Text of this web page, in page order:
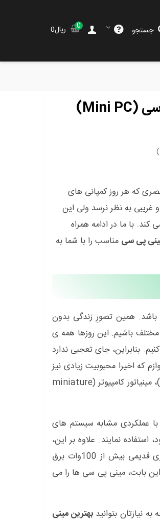
جستجو 0
که هر روز کمپانی های
به نظر نرسد ولی این
با ما در ادامه همراه
پی سی مناسب را با شما به
باشد. همین تصورِ زندگی بدون
باشیم. این روزها همه ی
بنابراین، جای تعجبی ندارد
که اخیرا محبوبیت زیادی نیز
کسب کرده است مینی پی سی می باشد. مینی پی سی با نام های دیگری چون نت تاپ (nettop)، مینیاتور کامپیوتر (miniature
عملکردی مشابه سیستم های
استفاده نمایند. علاوه بر این،
مینی پی سی ها تاثیر بسزایی در صرفه جویی مصرف برق نیز دارند. معمولا، کامپیوترهای رومیزی قدیمی بیش از 100وات برق
ها مصرفی حدودا معادل 8 وات دارند. لذا، از این بابت، مینی پی سی ها را می
نیازتان بتوانیدبهترین مینی